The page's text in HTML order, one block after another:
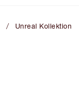
Unreal Kollektion